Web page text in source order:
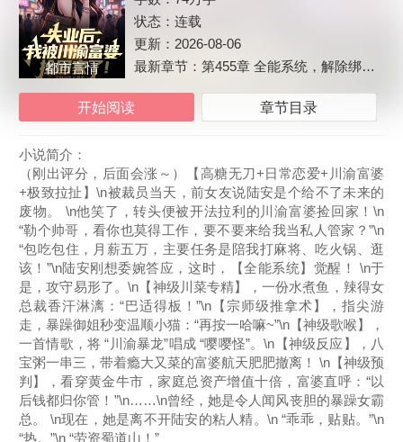
都市言情
状态：连载
更新： 2026-08-06
最新章节：第455章 全能系统，解除绑定！
开始阅读 章节目录
小说简介：
（刚出评分，后面会涨～）【高糖无刀+日常恋爱+川渝富婆
+极致拉扯】\n被裁员当天，前女友说陆安是个给不了未来的
废物。 \n他笑了，转头便被开法拉利的川渝富婆捡回家！\n
“勒个帅哥，看你也莫得工作，要不要来给我当私人管家？”\n
“包吃包住，月薪五万，主要任务是陪我打麻将、吃火锅、逛
该！”\n陆安刚想委婉答应，这时，【全能系统】觉醒！ \n于
是，攻守易形了。\n【神级川菜专精】，一份水煮鱼，辣得女
总裁香汗淋漓：“巴适得板！”\n【宗师级推拿术】，指尖游
走，暴躁御姐秒变温顺小猫：“再按一哈嘛~”\n【神级歌喉】，
一首情歌，将 “川渝暴龙”唱成 “嘤嘤怪”。\n【神级反应】，八
宝粥一串三，带着瘾大又菜的富婆航天肥肥撤离！ \n【神级预
判】，看穿黄金牛市，家庭总资产增值十倍，富婆直呼：“以
后钱都归你管！”\n……\n曾经，她是令人闻风丧胆的暴躁女霸
总。 \n现在，她是离不开陆安的粘人精。\n “乖乖，贴贴。”\n
“热。”\n “劳资蜀道山！”